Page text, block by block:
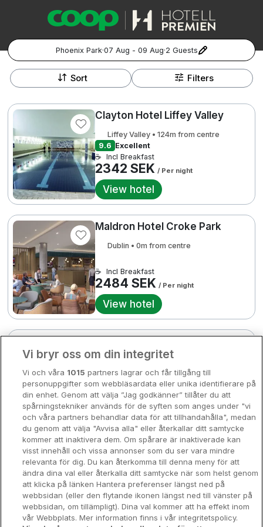
Phoenix Park·07 Aug - 09 Aug·2 Guests
Popular Destinations:
Stockholm
Göteborg
Malmö
Hela Norge
Oslo
Bergen
Hela Danmark
Sort Filters
SEK
3970 SEK
3740 SEK
+
−
Clayton Hotel Liffey Valley
Liffey Valley • 124m from centre
9.6 Excellent
☕
Incl Breakfast
2342 SEK / Per night
View hotel
Maldron Hotel Croke Park
Dublin • 0m from centre
☕ Incl Breakfast
2484 SEK / Per night
View hotel
Cassidys Hotel
Dublin City • 699m from centre
9.3 Excellent
☕ Incl Breakfast
2594 SEK / Per night
View hotel
Maldron Hotel Kevin Street
Dublin City • 810m from centre
9.1 Excellent
☕ Incl Breakfast
2610 SEK / Per night
Kontakta ossVanliga frågor
Gift VouchersCoop.seManage Preferences
Registrera ditt hotellCookie policy & Integritetspolicy
Europa
Premiumhotell
Kompisweekend
Storstadsweekend
Hotellrum under 995 kr
Spahotell
Sydsverige
Om Hotellpremien
Nya hotell
Stadsweekend
Vi bryr oss om din integritet
Vi och våra 1015 partners lagrar och får tillgång till
personuppgifter som webbläsardata eller unika identifierare på
din enhet. Genom att välja ”Jag godkänner” tillåter du att
spårningstekniker används för de syften som anges under "vi
och våra partners behandlar data för att tillhandahålla", medan
du genom att välja "Avvisa alla" eller återkallar ditt samtycke
kommer att inaktivera dem. Om spårare är inaktiverade kan
visst innehåll och vissa annonser som du ser vara mindre
relevanta för dig. Du kan återkomma till denna meny för att
ändra dina val eller återkalla ditt samtycke när som helst genom
att klicka på länken Hantera preferenser längst ned på
webbsidan (eller den flytande ikonen längst ned till vänster på
webbsidan, om tillämpligt). Dina val kommer att ha effekt inom
vår Webbplats. Mer information finns i vår integritetspolicy.